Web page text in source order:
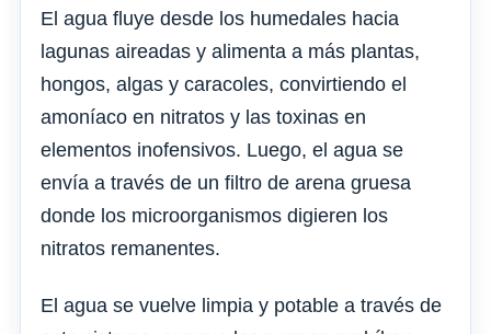
El agua fluye desde los humedales hacia
lagunas aireadas y alimenta a más plantas,
hongos, algas y caracoles, convirtiendo el
amoníaco en nitratos y las toxinas en
elementos inofensivos. Luego, el agua se
envía a través de un filtro de arena gruesa
donde los microorganismos digieren los
nitratos remanentes.
El agua se vuelve limpia y potable a través de